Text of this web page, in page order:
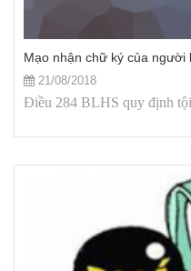
Mạo nhận chữ ký của
21/08/2018
Điều 284 BLHS quy định